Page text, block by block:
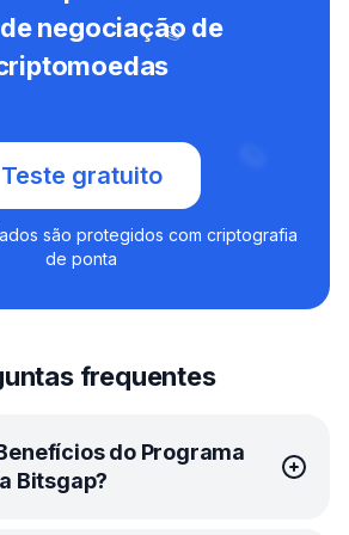
negociação de
Teste gratuito
são protegidos com criptografia
de ponta
frequentes
do Programa
Bitsgap?